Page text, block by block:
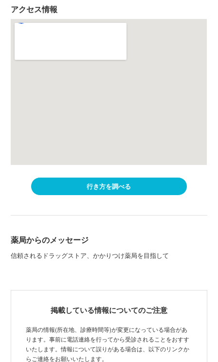
アクセス情報
行き方を調べる
薬局からのメッセージ
信頼されるドラッグストア、かかりつけ薬局を目指して
掲載している情報についてのご注意
薬局の情報(所在地、診療時間等)が変更になっている場合があ
ります。事前に電話連絡を行ってから受診されることをおすす
いたします。情報について誤りがある場合は、以下のリンクか
らご連絡をお願いいたします。